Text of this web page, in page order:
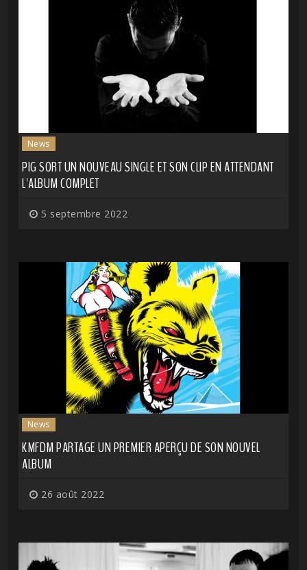
News
PIG SORT UN NOUVEAU SINGLE ET SON CLIP EN ATTENDANT
L'ALBUM COMPLET
5 septembre 2022
News
KMFDM PARTAGE UN PREMIER APERÇU DE SON NOUVEL
ALBUM
26 août 2022